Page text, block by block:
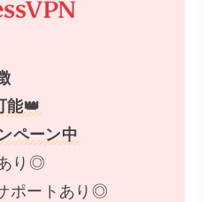
能👑
ペーン中
り◎
ポートあり◎